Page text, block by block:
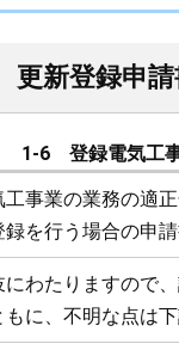
新登録申請
1-6 登録電気工
工事業の業務の適
録を行う場合の申請
にわたりますので
もに、不明な点は